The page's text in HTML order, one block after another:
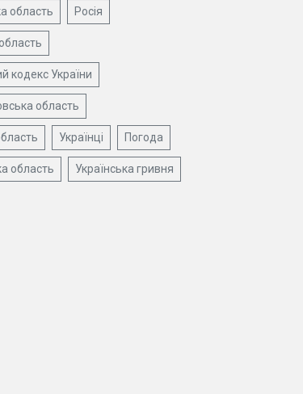
область Росія
кодекс України
область
Українці Погода
область Українська гривня